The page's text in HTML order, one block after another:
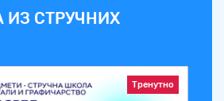
СТРУЧНИХ
Тренутно